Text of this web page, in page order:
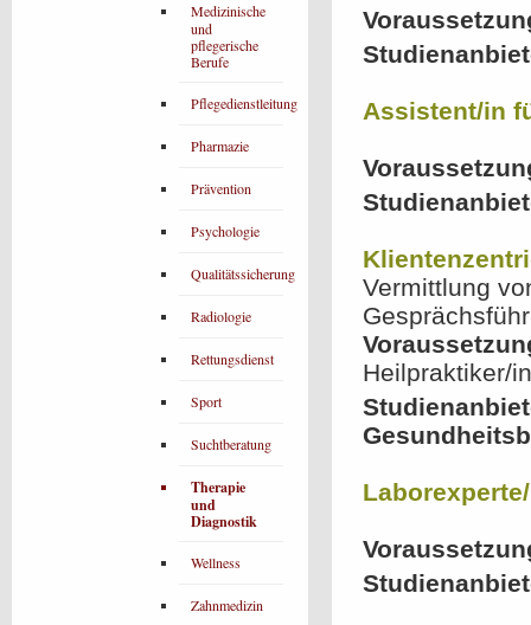
Assistent/in
Vermittlung
Heilpraktiker/
Medizinische
und
pflegerische
Berufe
Pflegedienstleitung
Pharmazie
Prävention
Psychologie
Qualitätssicherung
Radiologie
Rettungsdienst
Sport
Suchtberatung
Therapie
und
Diagnostik
Wellness
Zahnmedizin